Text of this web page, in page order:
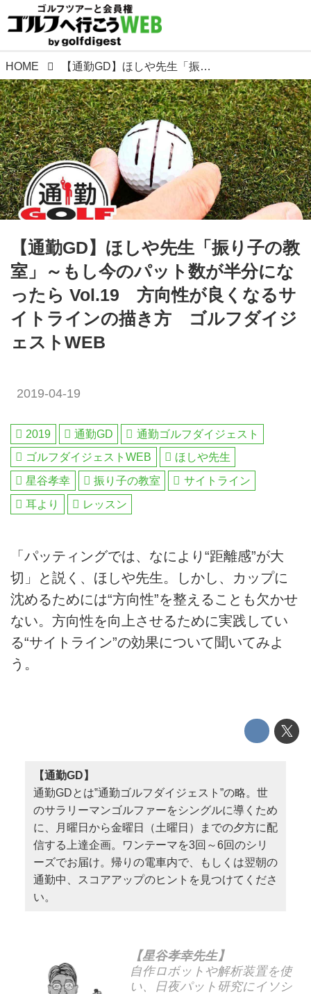
HOME 【通勤GD】ほしや先生「振り子の教室」～もし今のパット数が半分になったら Vol.19 方向性が良くなるサイトラインの描き方 ゴルフダイジェストWEB
【通勤GD】ほしや先生「振り子の教
室」～もし今のパット数が半分にな
ったら Vol.19 方向性が良くなるサ
イトラインの描き方 ゴルフダイジ
ェストWEB
2019-04-19
2019 通勤GD
通勤ゴルフダイジェスト
ゴルフダイジェストWEB
ほしや先生
星谷孝幸
振り子の教室
サイトライン
耳より
レッスン
「パッティングでは、なにより“距離感”が大
切」と説く、ほしや先生。しかし、カップに
沈めるためには“方向性”を整えることも欠かせ
ない。方向性を向上させるために実践してい
る“サイトライン”の効果について聞いてみよ
う。
【通勤GD】
通勤GDとは‟通勤ゴルフダイジェスト”の略。世
のサラリーマンゴルファーをシングルに導くため
に、月曜日から金曜日（土曜日）までの夕方に配
信する上達企画。ワンテーマを3回～6回のシリ
ーズでお届け。帰りの電車内で、もしくは翌朝の
通勤中、スコアアップのヒントを見つけてくださ
い。
【星谷孝幸先生】
自作ロボットや解析装置を使
い、日夜パット研究にイソシ